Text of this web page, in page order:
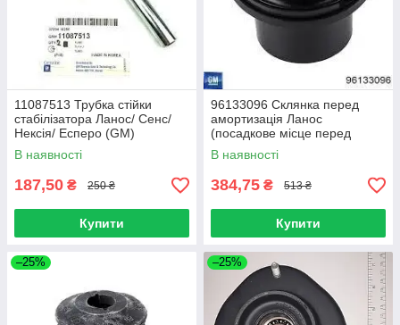
11087513 Трубка стійки
стабілізатора Ланос/ Сенс/
Нексія/ Есперо (GM)
В наявності
187,50 ₴ 250 ₴
Купити
96133096 Склянка перед
амортизація Ланос
(посадкове місце перед
пружини)
В наявності
384,75 ₴ 513 ₴
Купити
–25% –25%